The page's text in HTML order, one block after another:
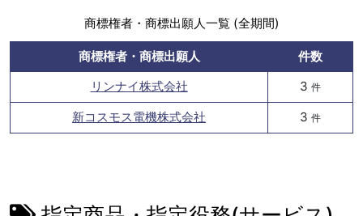
商標権者・商標出願人一覧 (全期間)
商標権者・商標出願人
件数
リンナイ株式会社
3 件
新コスモス電機株式会社 3 件